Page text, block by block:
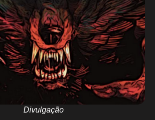
Divulgação